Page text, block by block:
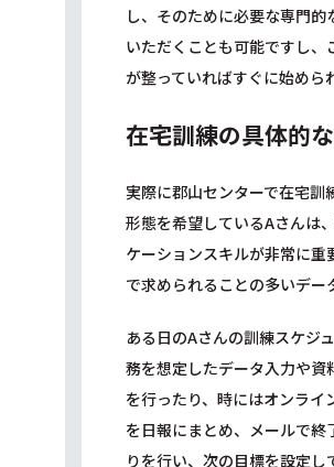
し、そのために必要な専門
いただくことも可能ですし
が整っていればすぐに始めら
在宅訓練の具体的
実際に郡山センターで在宅訓
形態を希望しているAさんは
ケーションスキルが非常に
で求められることの多いデー
ある日のAさんの訓練スケジ
務を想定したデータ入力や資
を行ったり、時にはオンラ
を日報にまとめ、メールで
りを行い、次の目標を設定し